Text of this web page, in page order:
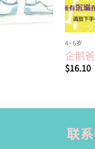
4~6岁
企鹅
$16.10
联